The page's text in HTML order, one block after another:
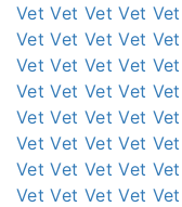
Vet Vet Vet Vet Vet
Vet Vet Vet Vet Vet
Vet Vet Vet Vet Vet
Vet Vet Vet Vet Vet
Vet Vet Vet Vet Vet
Vet Vet Vet Vet Vet
Vet Vet Vet Vet Vet
Vet Vet Vet Vet Vet